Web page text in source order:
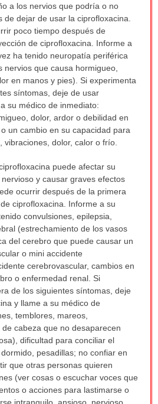
a los nervios que podría o no
de dejar de usar la ciprofloxacina.
poco tiempo después de
de ciprofloxacina. Informe a
ha tenido neuropatía periférica
nervios que causa hormigueo,
en manos y pies). Si experimenta
síntomas, deje de usar
su médico de inmediato:
dolor, ardor o debilidad en
un cambio en su capacidad para
vibraciones, dolor, calor o frío.
puede afectar su
y causar graves efectos
ocurrir después de la primera
ciprofloxacina. Informe a su
convulsiones, epilepsia,
(estrechamiento de los vasos
del cerebro que puede causar un
o mini accidente
cerebrovascular, cambios en
o enfermedad renal. Si
de los siguientes síntomas, deje
y llame a su médico de
temblores, mareos,
cabeza que no desaparecen
dificultad para conciliar el
pesadillas; no confiar en
que otras personas quieren
(ver cosas o escuchar voces que
o acciones para lastimarse o